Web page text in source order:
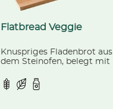
Flatbread Veggie
Knuspriges Fladenbrot aus
dem Steinofen, belegt mit
bestreut mit Feta und Käse.